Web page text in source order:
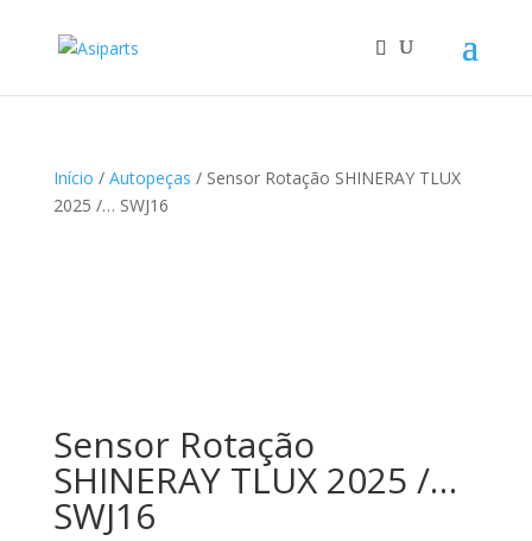
Início / Autopeças / Sensor Rotação SHINERAY TLUX
2025 /… SWJ16
Sensor Rotação
SHINERAY TLUX 2025 /…
SWJ16